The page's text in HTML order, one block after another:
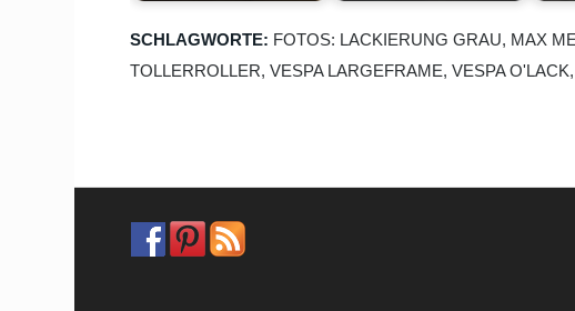
SCHLAGWORTE: FOTOS: LACKIERUNG GRAU, MAX
TOLLERROLLER,VESPA LARGEFRAME,VESPA O'LACK